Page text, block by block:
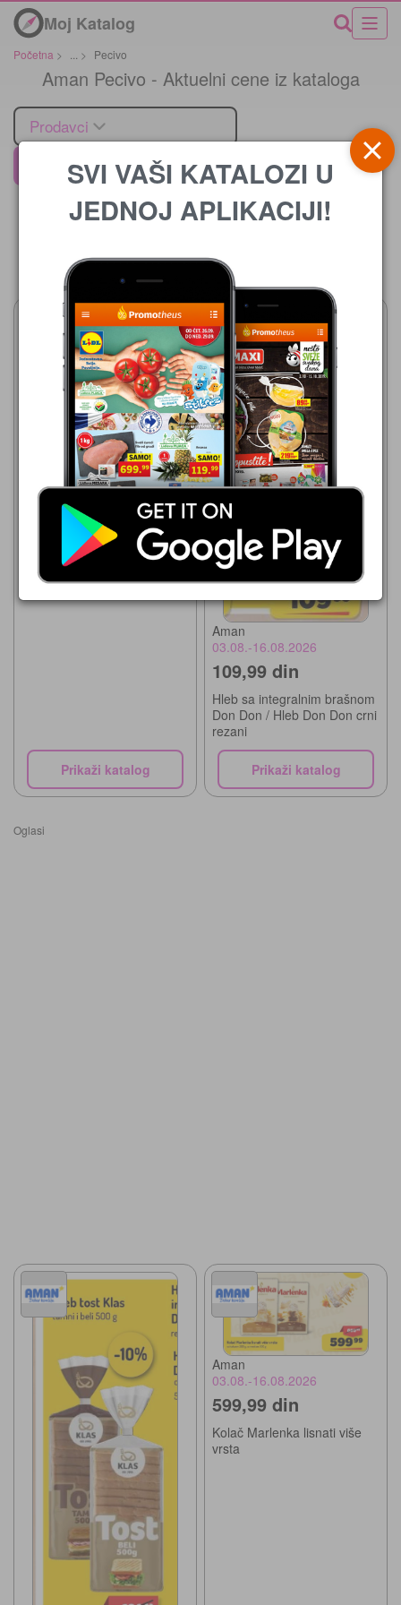
Moj Katalog
Početna > > Pecivo
Aman Pecivo - Aktuelni cene iz kataloga
Prodavci
Cena
Aman
07.08.-13.08.2026
84,99 din
Hleb rezani ekstra beli Srpski
Klas 500g
Prikaži katalog
Aman
03.08.-16.08.2026
109,99 din
Hleb sa integralnim brašnom
Don Don / Hleb Don Don crni
rezani
Prikaži katalog
Oglasi
Aman
03.08.-16.08.2026
599,99 din
Kolač Marlenka lisnati više
vrsta
SVI VAŠI KATALOZI U
JEDNOJ APLIKACIJI!